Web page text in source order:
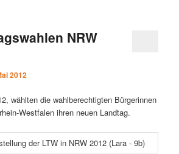
NRW
2012
wählten die wahlberechtigten Bürgerinnen
Westfalen ihren neuen Landtag.